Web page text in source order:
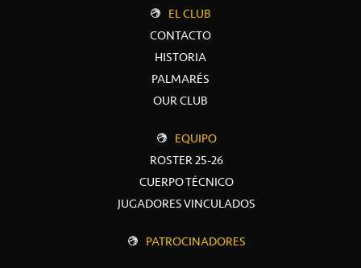
EL CLUB
CONTACTO
HISTORIA
PALMARÉS
OUR CLUB
EQUIPO
ROSTER 25-26
CUERPO TÉCNICO
JUGADORES VINCULADOS
PATROCINADORES